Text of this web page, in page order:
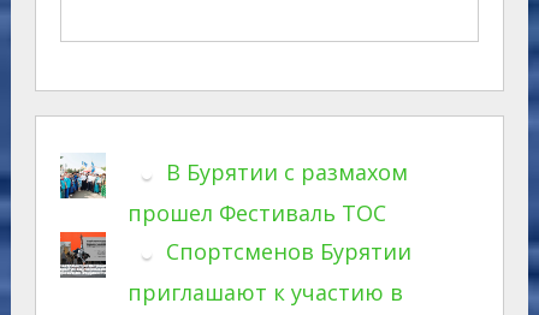
В Бурятии с размахом
прошел Фестиваль ТОС
Спортсменов Бурятии
приглашают к участию в